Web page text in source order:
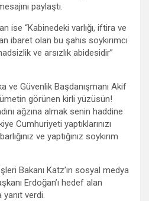
paylaştı.
ise “Kabinedeki varlığı, iftira ve
ibaret olan bu şahıs soykırımcı
ve arsızlık abidesidir”
ve Güvenlik Başdanışmanı Akif
görünen kirli yüzüsün!
ağzına almak senin haddine
Cumhuriyeti yaptıklarınızı
ve yaptığınız soykırım
Bakanı Katz’ın sosyal medya
Erdoğan’ı hedef alan
yanıt verdi.